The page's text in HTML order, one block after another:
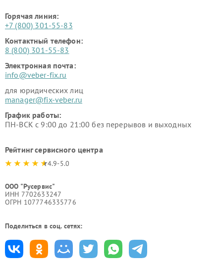
Горячая линия:
+7 (800) 301-55-83
Контактный телефон:
8 (800) 301-55-83
Электронная почта:
info@veber-fix.ru
для юридических лиц
manager@fix-veber.ru
График работы:
ПН-ВСК с 9:00 до 21:00 без перерывов и выходных
Рейтинг сервисного центра
4.9-5.0
ООО "Русервис"
ИНН 7702633247
ОГРН 1077746335776
Поделиться в соц. сетях: